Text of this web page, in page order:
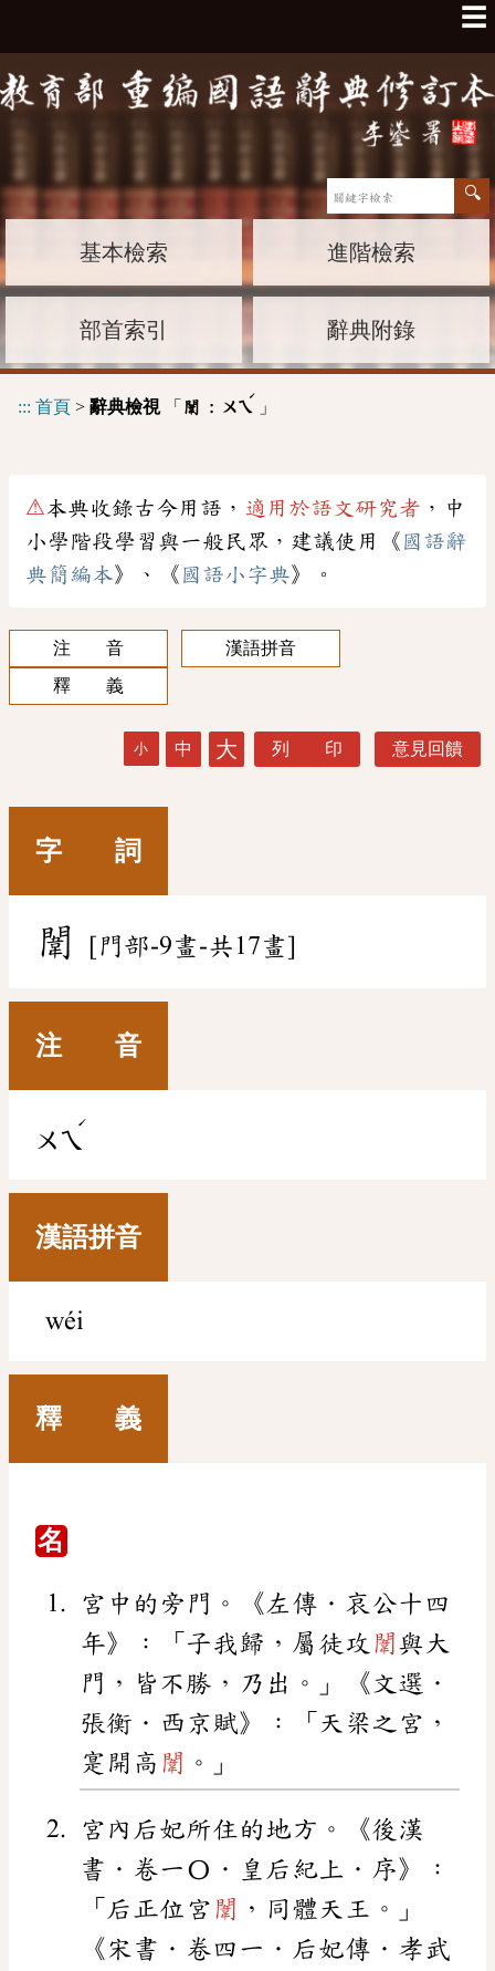
☰
基本檢索 進階檢索
部首索引 辭典附錄
::: 首頁 > 辭典檢視「 闈 : ㄨㄟ
ˊ
」
⚠本典收錄古今用語， 適用於語文研究者 ，中
小學階段學習與一般民眾，建議使用《 國語辭
典簡編本》、《 國語小字典》。
注 音
漢語拼音
釋 義
小 中 大 列 印 意見回饋
字 詞
闈 [門部-9畫-共17畫]
注 音
ㄨㄟ
ˊ
漢語拼音
wéi
釋 義
名
宮中的旁門。《左傳．哀公十四
年》：「子我歸，屬徒攻 闈與大
門，皆不勝，乃出。」《文選．
張衡．西京賦》：「天梁之宮，
寔開高 闈 。」
宮內后妃所住的地方。《後漢
書．卷一〇．皇后紀上．序》：
「后正位宮 闈 ，同體天王。」
《宋書．卷四一．后妃傳．孝武